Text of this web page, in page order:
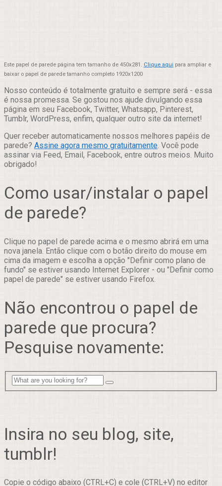
Este papel de parede página tem tamanho de 450x281. Clique aqui para ampliar e
baixar o papel de parede tamanho completo 1920x1200
Nosso conteúdo é totalmente gratuito e sempre será - essa
é nossa promessa. Se gostou nos ajude divulgando essa
página em seu Facebook, Twitter, Whatsapp, Pinterest,
Tumblr, WordPress, enfim, qualquer outro site da internet!
Quer receber automaticamente nossos melhores papéis de
parede? Assine agora mesmo gratuitamente. Você pode
assinar via Feed, Email, Facebook, entre outros meios. Muito
obrigado!
Como usar/instalar o papel
de parede?
Clique no papel de parede acima e o mesmo abrirá em uma
nova janela. Então clique com o botão direito do mouse em
cima da imagem e escolha a opção "Definir como plano de
fundo" se estiver usando Internet Explorer - ou "Definir como
papel de parede" se estiver usando Firefox.
Não encontrou o papel de
parede que procura?
Pesquise novamente:
Insira no seu blog, site,
tumblr!
Copie o código abaixo (CTRL+C) e cole (CTRL+V) no editor